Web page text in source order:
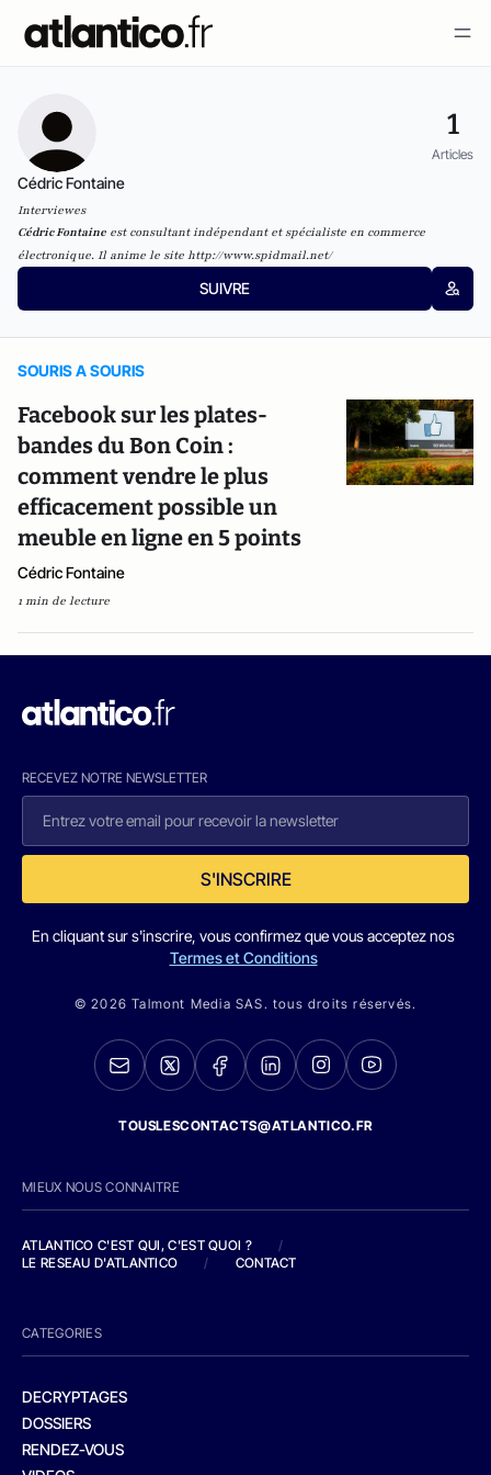
1
Articles
Cédric Fontaine
Interviewes
Cédric Fontaine est consultant indépendant et spécialiste en commerce
électronique. Il anime le site http://www.spidmail.net/
SUIVRE
SOURIS A SOURIS
Facebook sur les plates-
bandes du Bon Coin :
comment vendre le plus
efficacement possible un
meuble en ligne en 5 points
Cédric Fontaine
1 min de lecture
RECEVEZ NOTRE NEWSLETTER
S'INSCRIRE
En cliquant sur s'inscrire, vous confirmez que vous acceptez nos
Termes et Conditions
© 2026 Talmont Media SAS. tous droits réservés.
TOUSLESCONTACTS@ATLANTICO.FR
MIEUX NOUS CONNAITRE
ATLANTICO C'EST QUI, C'EST QUOI ?
/
LE RESEAU D'ATLANTICO
/ CONTACT
CATEGORIES
DECRYPTAGES
DOSSIERS
RENDEZ-VOUS